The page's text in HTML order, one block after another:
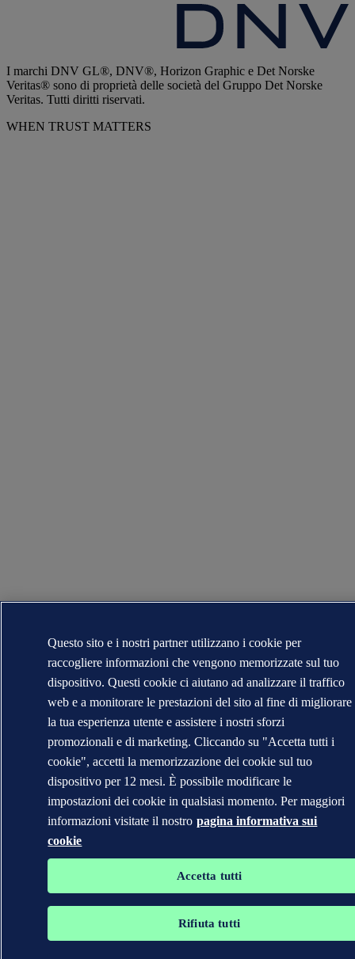
I marchi DNV GL®, DNV®, Horizon Graphic e Det Norske
Veritas® sono di proprietà delle società del Gruppo Det Norske
Veritas. Tutti diritti riservati.
WHEN TRUST MATTERS
Questo sito e i nostri partner utilizzano i cookie per
raccogliere informazioni che vengono memorizzate sul tuo
dispositivo. Questi cookie ci aiutano ad analizzare il traffico
web e a monitorare le prestazioni del sito al fine di migliorare
la tua esperienza utente e assistere i nostri sforzi
promozionali e di marketing. Cliccando su "Accetta tutti i
cookie", accetti la memorizzazione dei cookie sul tuo
dispositivo per 12 mesi. È possibile modificare le
impostazioni dei cookie in qualsiasi momento. Per maggiori
informazioni visitate il nostro pagina informativa sui
cookie
Accetta tutti
Rifiuta tutti